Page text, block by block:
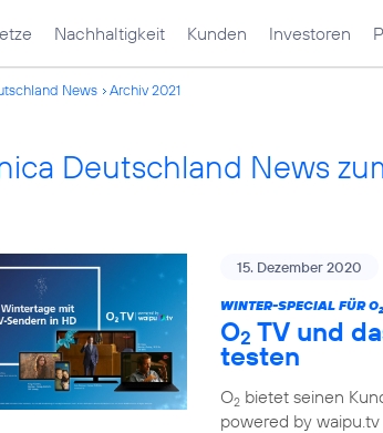
Nachhaltigkeit Kunden Investoren
News Archiv 2021
Deutschland News
15. Dezember 2020
WINTER-SPECIAL FÜR O2
O2 TV und
testen
O2 bietet seinen
powered by waipu.tv